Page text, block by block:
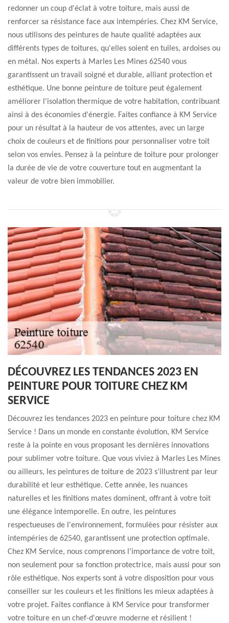
redonner un coup d'éclat à votre toiture, mais aussi de
renforcer sa résistance face aux intempéries. Chez KM Service,
nous utilisons des peintures de haute qualité adaptées aux
différents types de toitures, qu'elles soient en tuiles, ardoises ou
en métal. Nos experts à Marles Les Mines 62540 vous
garantissent un travail soigné et durable, alliant protection et
esthétique. Une bonne peinture de toiture peut également
améliorer l'isolation thermique de votre habitation, contribuant
ainsi à des économies d'énergie. Faites confiance à KM Service
pour un résultat à la hauteur de vos attentes, avec un large
choix de couleurs et de finitions pour personnaliser votre toit
selon vos envies. Pensez à la peinture de toiture pour prolonger
la durée de vie de votre couverture tout en augmentant la
valeur de votre bien immobilier.
DÉCOUVREZ LES TENDANCES 2023 EN
PEINTURE POUR TOITURE CHEZ KM
SERVICE
Découvrez les tendances 2023 en peinture pour toiture chez KM
Service ! Dans un monde en constante évolution, KM Service
reste à la pointe en vous proposant les dernières innovations
pour sublimer votre toiture. Que vous viviez à Marles Les Mines
ou ailleurs, les peintures de toiture de 2023 s’illustrent par leur
durabilité et leur esthétique. Cette année, les nuances
naturelles et les finitions mates dominent, offrant à votre toit
une élégance intemporelle. En outre, les peintures
respectueuses de l'environnement, formulées pour résister aux
intempéries de 62540, garantissent une protection optimale.
Chez KM Service, nous comprenons l'importance de votre toit,
non seulement pour sa fonction protectrice, mais aussi pour son
rôle esthétique. Nos experts sont à votre disposition pour vous
conseiller sur les couleurs et les finitions les mieux adaptées à
votre projet. Faites confiance à KM Service pour transformer
votre toiture en un chef-d'œuvre moderne et résilient !